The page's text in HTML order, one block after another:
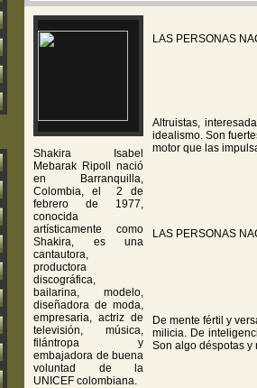
Shakira Isabel
Mebarak Ripoll nació
en Barranquilla,
Colombia, el 2 de
febrero de 1977,
conocida
artísticamente como
Shakira, es una
cantautora,
productora
discográfica,
bailarina, modelo,
diseñadora de moda,
empresaria, actriz de
televisión, música,
filántropa y
embajadora de buena
voluntad de la
UNICEF colombiana.
LAS PERSONAS
Altruistas,
idealismo. Son
motor que las
LAS PERSONAS
De mente fértil y
milicia. De
Son algo déspotas y